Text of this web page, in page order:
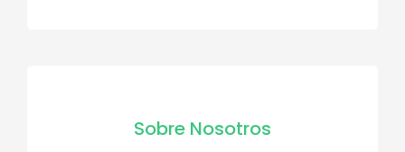
Sobre Nosotros